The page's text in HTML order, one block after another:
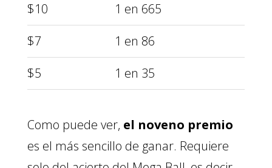
$10
1 en 665
$7
1 en 86
$5
1 en 35
Como puede ver, el noveno premio
es el más sencillo de ganar. Requiere